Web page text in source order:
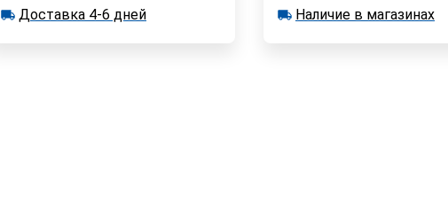
В корзину
в наличии >12 шт.
Доставка 4-6 дней В
в наличии 1 шт.
Наличие в магазинах